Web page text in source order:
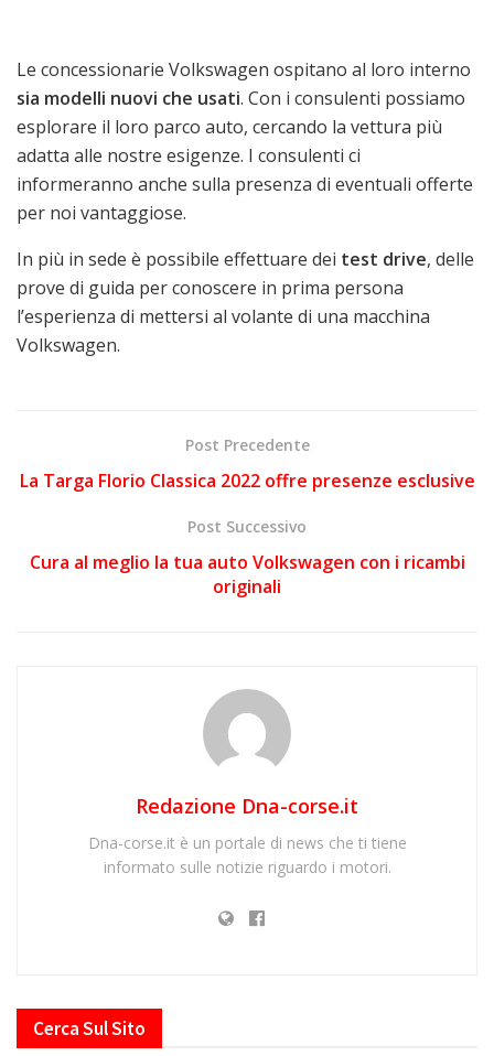
Le concessionarie Volkswagen ospitano al loro interno
sia modelli nuovi che usati. Con i consulenti possiamo
esplorare il loro parco auto, cercando la vettura più
adatta alle nostre esigenze. I consulenti ci
informeranno anche sulla presenza di eventuali offerte
per noi vantaggiose.
In più in sede è possibile effettuare dei test drive, delle
prove di guida per conoscere in prima persona
l’esperienza di mettersi al volante di una macchina
Volkswagen.
Post Precedente
La Targa Florio Classica 2022 offre presenze esclusive
Post Successivo
Cura al meglio la tua auto Volkswagen con i ricambi
originali
Redazione Dna-corse.it
Dna-corse.it è un portale di news che ti tiene
informato sulle notizie riguardo i motori.
Cerca Sul Sito